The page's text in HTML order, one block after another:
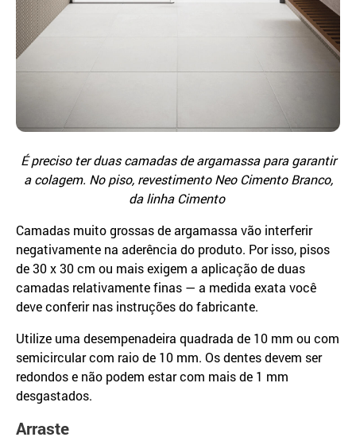
É preciso ter duas camadas de argamassa para garantir
a colagem. No piso, revestimento Neo Cimento Branco,
da linha Cimento
Camadas muito grossas de argamassa vão interferir
negativamente na aderência do produto. Por isso, pisos
de 30 x 30 cm ou mais exigem a aplicação de duas
camadas relativamente finas — a medida exata você
deve conferir nas instruções do fabricante.
Utilize uma desempenadeira quadrada de 10 mm ou com
semicircular com raio de 10 mm. Os dentes devem ser
redondos e não podem estar com mais de 1 mm
desgastados.
Arraste